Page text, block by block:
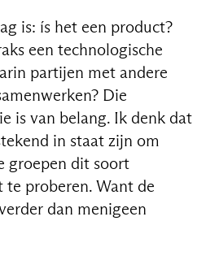
is: ís het een product?
een technologische
partijen met andere
Die
is van belang. Ik denk dat
in staat zijn om
groepen dit soort
proberen. Want de
dan menigeen